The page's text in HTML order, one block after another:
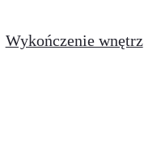
Wykończenie wnętrz